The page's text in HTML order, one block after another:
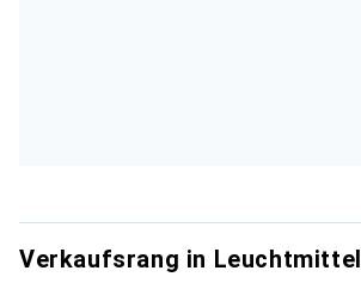
Verkaufsrang in Leuchtmittel